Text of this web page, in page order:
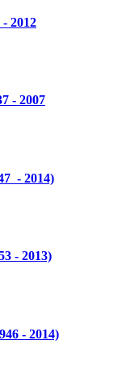
2012
- 2007
- 2014)
- 2013)
- 2014)